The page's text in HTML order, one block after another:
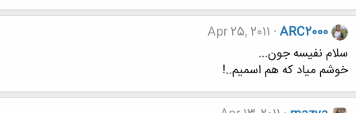
ARC2000
Apr 25, 2011
سلام نفيسه جون...
خوشم مياد كه هم اسميم..!